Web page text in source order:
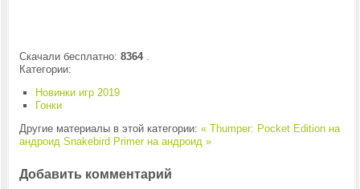
Скачали бесплатно: 8364.
Категории:
Новинки игр 2019
Гонки
Другие материалы в этой категории: « Thumper: Pocket Edition на
андроид Snakebird Primer на андроид »
Добавить комментарий